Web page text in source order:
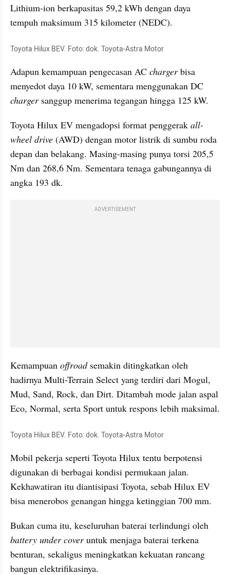
Lithium-ion berkapasitas 59,2 kWh dengan daya
tempuh maksimum 315 kilometer (NEDC).
Toyota Hilux BEV. Foto: dok. Toyota-Astra Motor
Adapun kemampuan pengecasan AC charger bisa
charger sanggup menerima tegangan hingga 125 kW.
Toyota Hilux EV mengadopsi format penggerak all-
wheel drive (AWD) dengan motor listrik di sumbu roda
depan dan belakang. Masing-masing punya torsi 205,5
Nm dan 268,6 Nm. Sementara tenaga gabungannya di
angka 193 dk.
ADVERTISEMENT
Kemampuan offroad semakin ditingkatkan oleh
hadirnya Multi-Terrain Select yang terdiri dari Mogul,
Mud, Sand, Rock, dan Dirt. Ditambah mode jalan aspal
Eco, Normal, serta Sport untuk respons lebih maksimal.
Toyota Hilux BEV. Foto: dok. Toyota-Astra Motor
Mobil pekerja seperti Toyota Hilux tentu berpotensi
digunakan di berbagai kondisi permukaan jalan.
Kekhawatiran itu diantisipasi Toyota, sebab Hilux EV
bisa menerobos genangan hingga ketinggian 700 mm.
battery under cover untuk menjaga baterai terkena
benturan, sekaligus meningkatkan kekuatan rancang
bangun elektrifikasinya.